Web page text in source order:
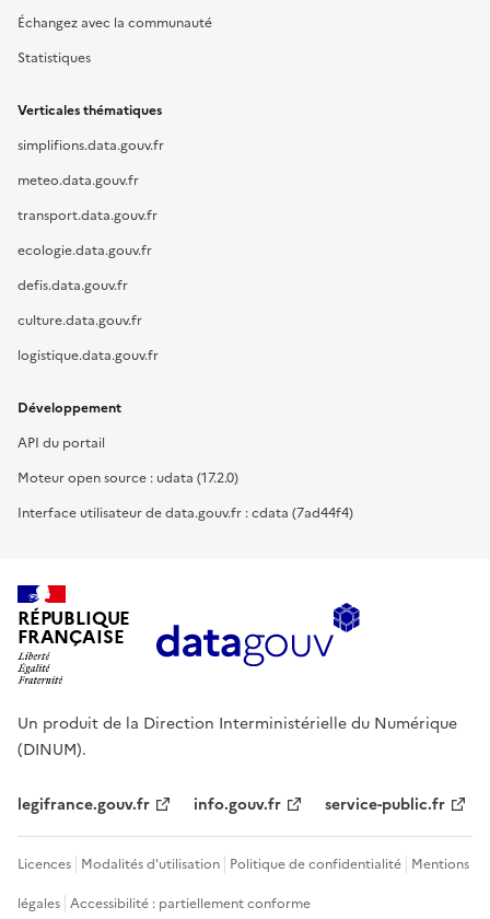
Échangez avec la communauté
Statistiques
Verticales thématiques
simplifions.data.gouv.fr
meteo.data.gouv.fr
transport.data.gouv.fr
ecologie.data.gouv.fr
defis.data.gouv.fr
culture.data.gouv.fr
logistique.data.gouv.fr
Développement
API du portail
Moteur open source : udata (17.2.0)
Interface utilisateur de data.gouv.fr : cdata (7ad44f4)
RÉPUBLIQUE
FRANÇAISE
Un produit de la Direction Interministérielle du Numérique
(DINUM).
legifrance.gouv.fr info.gouv.fr service-public.fr
Licences Modalités d'utilisation Politique de confidentialité Mentions
légales Accessibilité : partiellement conforme